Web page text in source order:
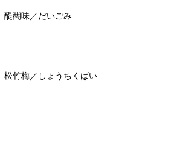
醍醐味／だいごみ
松竹梅／しょうちくばい